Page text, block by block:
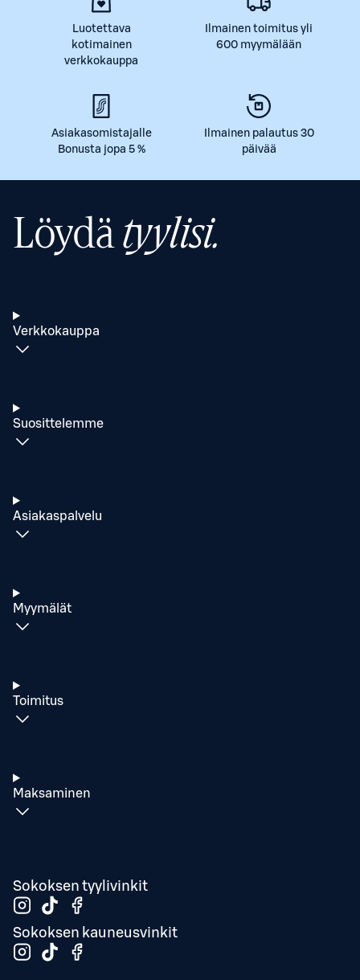
Luotettava
kotimainen
verkkokauppa
Ilmainen toimitus yli
600 myymälään
Asiakasomistajalle
Bonusta jopa 5 %
Ilmainen palautus 30
päivää
Löydätyylisi.
Verkkokauppa
Suosittelemme
Asiakaspalvelu
Myymälät
Toimitus
Maksaminen
Sokoksen tyylivinkit
Sokoksen kauneusvinkit